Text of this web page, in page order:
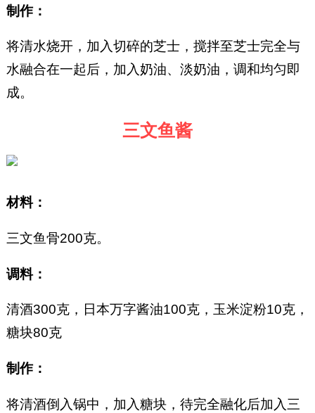
制作：
将清水烧开，加入切碎的芝士，搅拌至芝士完全与
水融合在一起后，加入奶油、淡奶油，调和均匀即
成。
三文鱼酱
材料：
三文鱼骨200克。
调料：
清酒300克，日本万字酱油100克，玉米淀粉10克，
糖块80克
制作：
将清酒倒入锅中，加入糖块，待完全融化后加入三